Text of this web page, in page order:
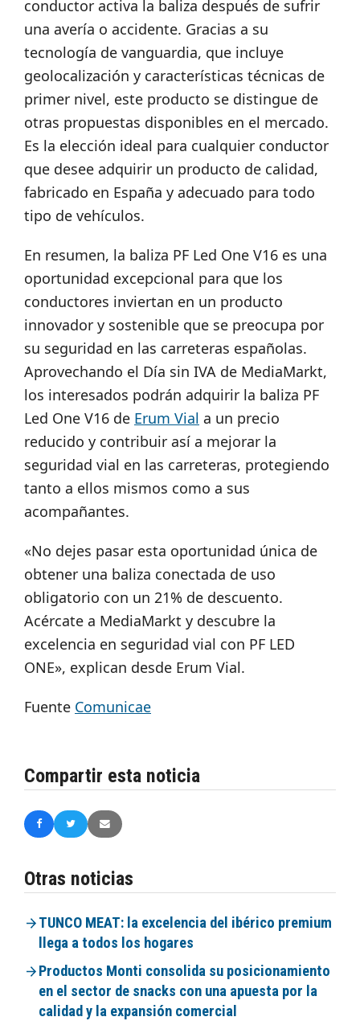
conductor activa la baliza después de sufrir
una avería o accidente. Gracias a su
tecnología de vanguardia, que incluye
geolocalización y características técnicas de
primer nivel, este producto se distingue de
otras propuestas disponibles en el mercado.
Es la elección ideal para cualquier conductor
que desee adquirir un producto de calidad,
fabricado en España y adecuado para todo
tipo de vehículos.
En resumen, la baliza PF Led One V16 es una
oportunidad excepcional para que los
conductores inviertan en un producto
innovador y sostenible que se preocupa por
su seguridad en las carreteras españolas.
Aprovechando el Día sin IVA de MediaMarkt,
los interesados podrán adquirir la baliza PF
Led One V16 de Erum Vial a un precio
reducido y contribuir así a mejorar la
seguridad vial en las carreteras, protegiendo
tanto a ellos mismos como a sus
acompañantes.
«No dejes pasar esta oportunidad única de
obtener una baliza conectada de uso
obligatorio con un 21% de descuento.
Acércate a MediaMarkt y descubre la
excelencia en seguridad vial con PF LED
ONE», explican desde Erum Vial.
Fuente Comunicae
Compartir esta noticia
Otras noticias
TUNCO MEAT: la excelencia del ibérico premium
llega a todos los hogares
Productos Monti consolida su posicionamiento
en el sector de snacks con una apuesta por la
calidad y la expansión comercial